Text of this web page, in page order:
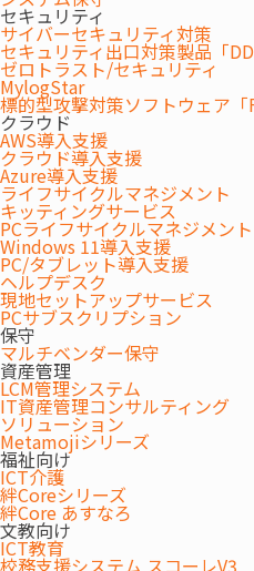
セキュリティ
サイバーセキュリティ対策
セキュリティ出口対策製品「
ゼロトラスト/セキュリティ
MylogStar
標的型攻撃対策ソフトウェア「
クラウド
AWS導入支援
クラウド導入支援
Azure導入支援
ライフサイクルマネジメント
キッティングサービス
PCライフサイクルマネジメント
Windows 11導入支援
PC/タブレット導入支援
ヘルプデスク
現地セットアップサービス
PCサブスクリプション
保守
マルチベンダー保守
資産管理
LCM管理システム
IT資産管理コンサルティング
ソリューション
Metamojiシリーズ
福祉向け
ICT介護
絆Coreシリーズ
絆Core あすなろ
文教向け
ICT教育
校務支援システム スコーレV3
MAXHUB 「デジタルサイ
かな映像を再現したディス
ングルやMAXHUB Shareア
マートフォンなど最大4台
ることができます。会議の
的なプレゼンを実現します。
幅広いシーンに対